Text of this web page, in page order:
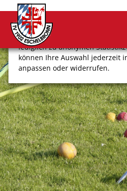
Wir verwenden Cookies, um
Webseitenerlebnis zu bieten.
den Betrieb der Seite
lediglich zu anonymen
können Ihre Auswahl jederzeit
anpassen oder widerrufen.
COOKIE-
ALLE
ALLE
ImpressumDatenschutz